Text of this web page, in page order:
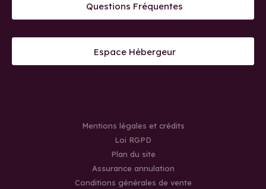
Questions Fréquentes
Espace Hébergeur
Mentions légales et crédits
Loi RGPD
Plan du site
Assurance annulation
Conditions générales de vente